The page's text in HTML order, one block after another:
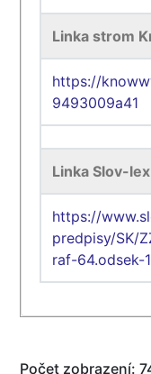
Linka strom
https://
9493009a41
Linka Slov-lex
https://
predpisy/SK/
raf-64.odsek-
Počet zobrazení: